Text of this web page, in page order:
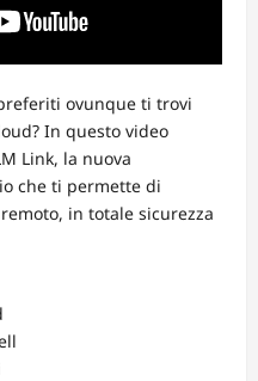
ovunque ti trovi
In questo video
Link, la nuova
che ti permette di
in totale sicurezza